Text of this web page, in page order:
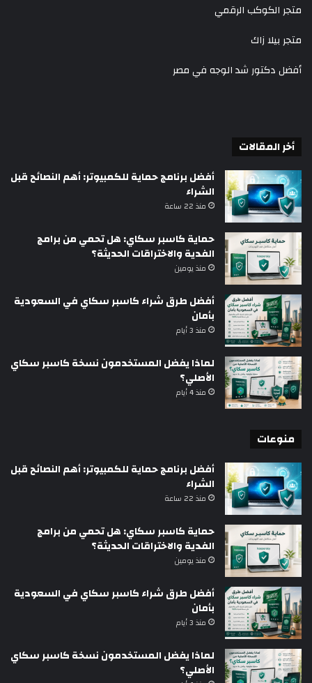
متجر الكوكب الرقمي
متجر بيلا زاك
أفضل دكتور شد الوجه في مصر
أخر المقالات
أفضل برنامج حماية للكمبيوتر: أهم النصائح قبل
الشراء
منذ 22 ساعة
حماية كاسبر سكاي: هل تحمي من برامج
الفدية والاختراقات الحديثة؟
منذ يومين
أفضل طرق شراء كاسبر سكاي في السعودية
بأمان
منذ 3 أيام
لماذا يفضل المستخدمون نسخة كاسبر سكاي
الأصلي؟
منذ 4 أيام
منوعات
أفضل برنامج حماية للكمبيوتر: أهم النصائح قبل
الشراء
منذ 22 ساعة
حماية كاسبر سكاي: هل تحمي من برامج
الفدية والاختراقات الحديثة؟
منذ يومين
أفضل طرق شراء كاسبر سكاي في السعودية
بأمان
منذ 3 أيام
لماذا يفضل المستخدمون نسخة كاسبر سكاي
الأصلي؟